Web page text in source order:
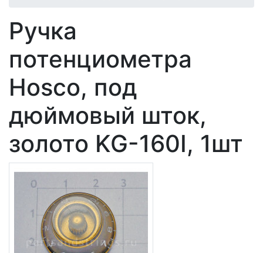
Ручка
потенциометра
Hosco, под
дюймовый шток,
золото KG-160I, 1шт